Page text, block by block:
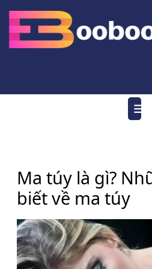
content
Ma túy là gì?
biết về ma túy